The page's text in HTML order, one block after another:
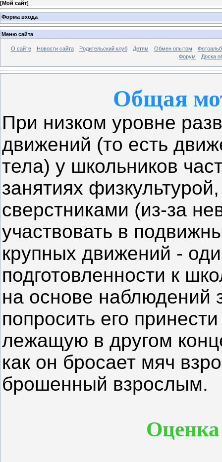
[Мой сайт]
Форма входа
Меню сайта
О сайте Новости сайта Родительский клуб Детям Обмен опытом
Форум
Доска
Общая
При низком уровне
движений (то есть
тела) у школьников
занятиях
сверстниками (из-за
участвовать в
крупных движений -
подготовленности к
на основе наблюдений
попросить его
лежащую в другом
как он бросает мяч
брошенный взрослым.
Оценка